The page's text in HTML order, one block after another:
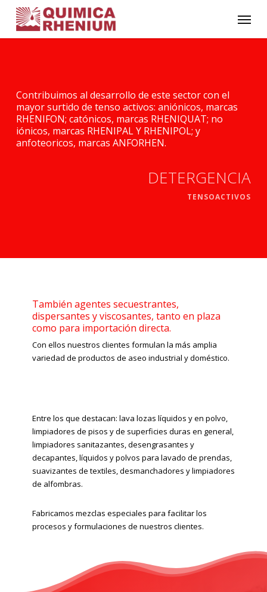
main
Menu
Contribuimos al desarrollo de este sector con el
mayor surtido de tenso activos: aniónicos, marcas
RHENIFON; catónicos, marcas RHENIQUAT; no
iónicos, marcas RHENIPAL Y RHENIPOL; y
anfoteoricos, marcas ANFORHEN.
DETERGENCIA
TENSOACTIVOS
También agentes secuestrantes,
dispersantes y viscosantes, tanto en plaza
como para importación directa.
Con ellos nuestros clientes formulan la más amplia
variedad de productos de aseo industrial y doméstico.
Entre los que destacan: lava lozas líquidos y en polvo,
limpiadores de pisos y de superficies duras en general,
limpiadores sanitazantes, desengrasantes y
decapantes, líquidos y polvos para lavado de prendas,
suavizantes de textiles, desmanchadores y limpiadores
de alfombras.
Fabricamos mezclas especiales para facilitar los
procesos y formulaciones de nuestros clientes.